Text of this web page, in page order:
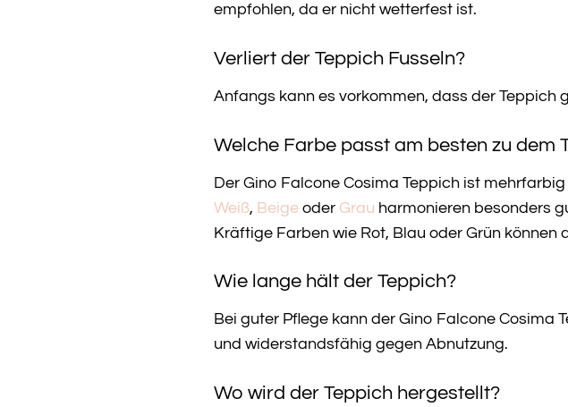
empfohlen, da er nicht wetterfest ist.
Verliert der Teppich Fusseln?
Anfangs kann es vorkommen, dass der Teppich
Welche Farbe passt am besten zu dem
Der Gino Falcone Cosima Teppich ist
Weiß, Beige oder Grau harmonieren besonders
Kräftige Farben wie Rot, Blau oder Grün
Wie lange hält der Teppich?
Bei guter Pflege kann der Gino Falcone
und widerstandsfähig gegen Abnutzung.
Wo wird der Teppich hergestellt?